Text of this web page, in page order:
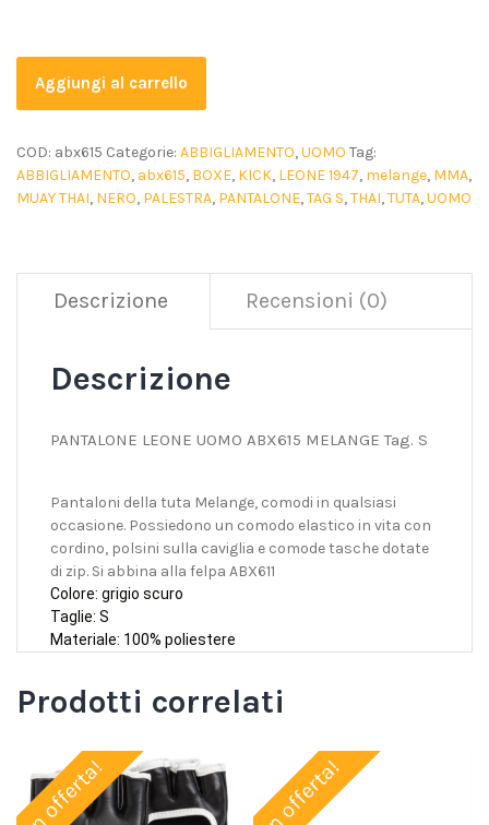
Aggiungi al carrello
COD: abx615 Categorie: ABBIGLIAMENTO,UOMO Tag:
ABBIGLIAMENTO, abx615, BOXE, KICK, LEONE 1947, melange, MMA,
MUAY THAI, NERO, PALESTRA, PANTALONE,TAG S,THAI,TUTA,UOMO
Descrizione Recensioni (0)
Descrizione
PANTALONE LEONE UOMO ABX615 MELANGE Tag. S
Pantaloni della tuta Melange, comodi in qualsiasi
occasione. Possiedono un comodo elastico in vita con
cordino, polsini sulla caviglia e comode tasche dotate
di zip. Si abbina alla felpa ABX611
Colore: grigio scuro
Taglie: S
Materiale: 100% poliestere
Prodotti correlati
In offerta! In offerta!